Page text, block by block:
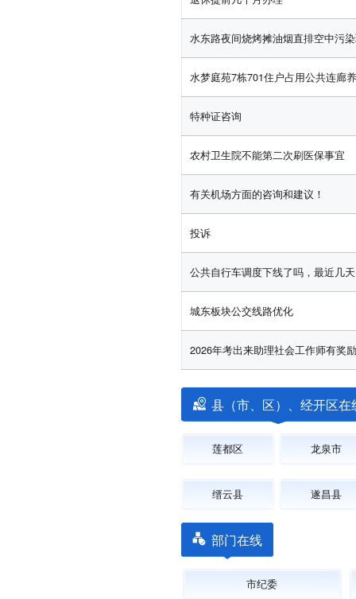
水东路夜间烧烤摊油烟直排空中污
水梦庭苑7栋701住户占用公共连廊
特种证咨询
农村卫生院不能第二次刷医保事宜
有关机场方面的咨询和建议！
投诉
公共自行车调度下线了吗，最近几
城东板块公交线路优化
2026年考出来助理社会工作师有奖
县（市、区）、经开区在
莲都区 龙泉市
缙云县 遂昌县
部门在线
市纪委